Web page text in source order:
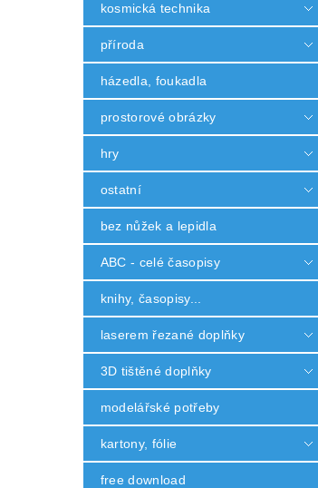
kosmická technika
příroda
házedla, foukadla
prostorové obrázky
hry
ostatní
bez nůžek a lepidla
ABC - celé časopisy
knihy, časopisy...
laserem řezané doplňky
3D tištěné doplňky
modelářské potřeby
kartony, fólie
free download